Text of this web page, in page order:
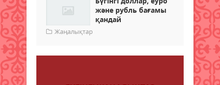
және рубль бағамы
қандай
Жаңалықтар